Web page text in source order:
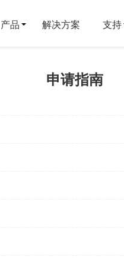
产品 解决方案 支持
申请指南